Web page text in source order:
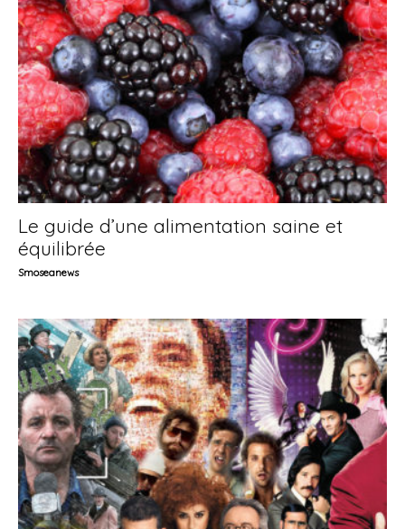
Le guide d’une alimentation saine et
équilibrée
Smoseanews